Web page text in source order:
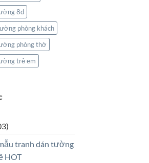
8d
phòng khách
phòng thờ
trẻ em
tranh dán tường
HOT